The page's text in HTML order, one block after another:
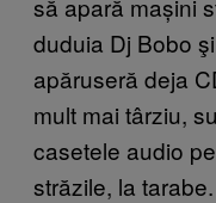
duduia Dj Bobo
apăruseră deja
mult mai târziu,
casetele audio
străzile, la tarabe.